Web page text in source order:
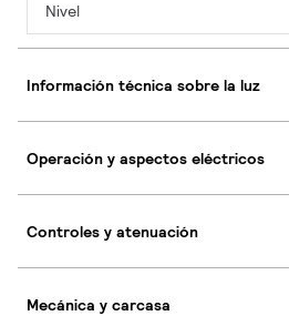
Nivel
Información técnica sobre la luz
Operación y aspectos eléctricos
Controles y atenuación
Mecánica y carcasa